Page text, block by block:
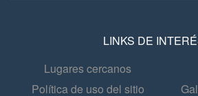
LINKS DE
Lugares cercanos
Política de uso del sitio